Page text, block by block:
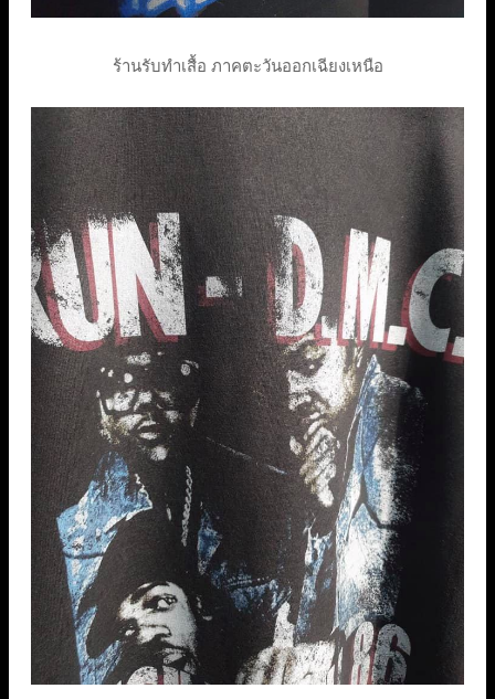
ร้านรับทำเสื้อ ภาคตะวันออกเฉียงเหนือ